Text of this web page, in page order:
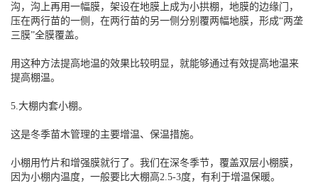
沟，沟上再用一幅膜，架设在地膜上成为小拱棚，地膜的边缘门，
压在两行苗的一侧，在两行苗的另一侧分别覆两幅地膜，形成“两垄
三膜”全膜覆盖。
用这种方法提高地温的效果比较明显，就能够通过有效提高地温来
提高棚温。
5.大棚内套小棚。
这是冬季苗木管理的主要增温、保温措施。
小棚用竹片和增强膜就行了。我们在深冬季节，覆盖双层小棚膜，
因为小棚内温度，一般要比大棚高2.5-3度，有利于增温保暖。